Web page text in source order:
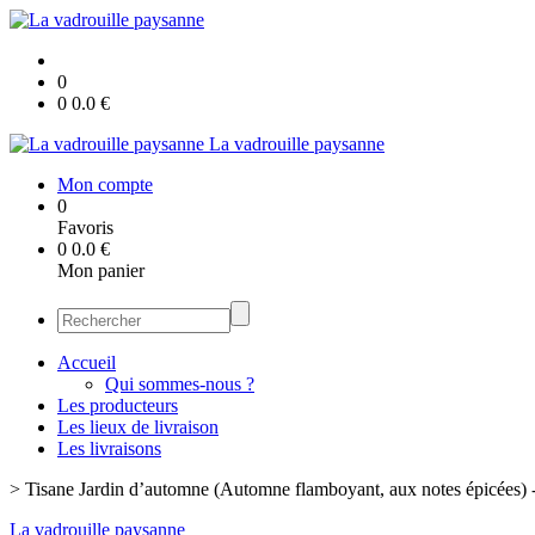
0
0 0.0 €
La vadrouille paysanne
Mon compte
0
Favoris
0 0.0 €
Mon panier
Accueil
Qui sommes-nous ?
Les producteurs
Les lieux de livraison
Les livraisons
> Tisane Jardin d’automne (Automne flamboyant, aux notes épicées)
La vadrouille paysanne